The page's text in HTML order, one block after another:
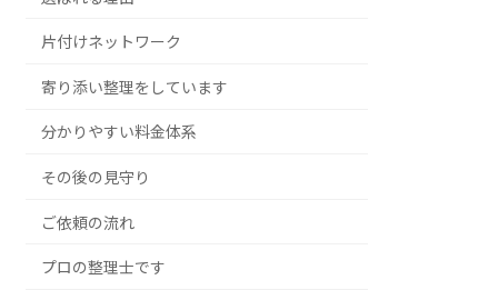
片付けネットワーク
寄り添い整理をしています
分かりやすい料金体系
その後の見守り
ご依頼の流れ
プロの整理士です